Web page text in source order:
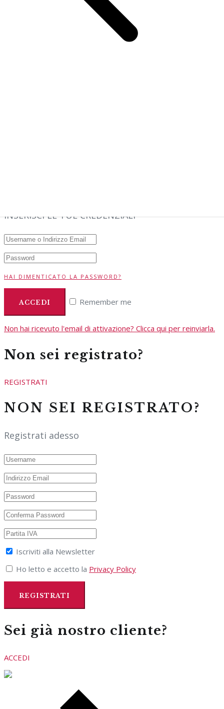
INSERISCI LE TUE CREDENZIALI
HAI DIMENTICATO LA PASSWORD?
Remember me
Non hai ricevuto l'email di attivazione? Clicca qui per reinviarla.
Non sei registrato?
REGISTRATI
NON SEI REGISTRATO?
Registrati adesso
Iscriviti alla Newsletter
Ho letto e accetto la Privacy Policy
Sei già nostro cliente?
ACCEDI